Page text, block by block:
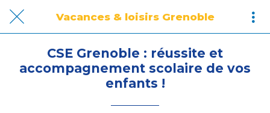
Vacances & loisirs Grenoble
CSE Grenoble : réussite et
accompagnement scolaire de vos
enfants !